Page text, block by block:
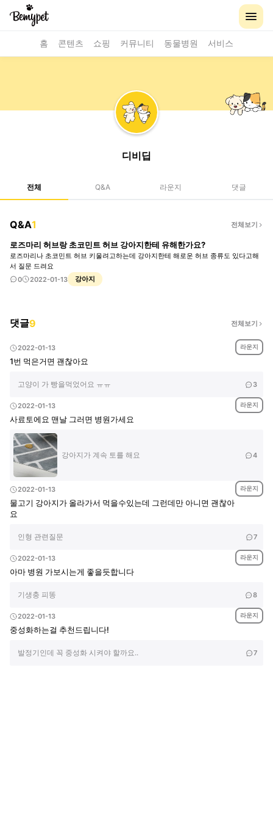
홈 콘텐츠 쇼핑 커뮤니티 동물병원 서비스
디비딥
전체 Q&A 라운지 댓글
Q&A1 전체보기
로즈마리 허브랑 초코민트 허브 강아지한테 유해한가요?
로즈마리나 초코민트 허브 키울려고하는데 강아지한테 해로운 허브 종류도 있다고해
서 질문 드려요
0
2022-01-13 강아지
댓글9 전체보기
2022-01-13 라운지
1번 먹은거면 괜찮아요
고양이 가 빵을먹었어요 ㅠㅠ 3
2022-01-13 라운지
사료토에요 맨날 그러면 병원가세요
강아지가 계속 토를 해요 4
2022-01-13 라운지
물고기 강아지가 올라가서 먹을수있는데 그런데만 아니면 괜찮아
요
인형 관련질문 7
2022-01-13 라운지
아마 병원 가보시는게 좋을듯합니다
기생충 피똥 8
2022-01-13 라운지
중성화하는걸 추천드립니다!
발정기인데 꼭 중성화 시켜야 할까요.. 7